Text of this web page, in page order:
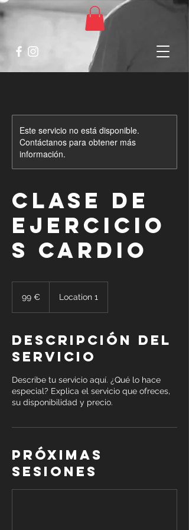
Este servicio no está disponible.
Contáctanos para obtener más
información.
Clase de
ejercicio
s cardio
99 € Location 1
Descripción del
servicio
Describe tu servicio aquí. ¿Qué lo hace
especial? Explica el servicio que ofreces,
su disponibilidad y precio.
Próximas
sesiones